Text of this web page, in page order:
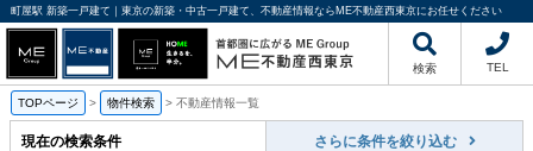
町屋駅 新築一戸建て｜東京の新築・中古一戸建て、不動産情報ならME不動産西東京にお任せください
検索 TEL
TOPページ > 物件検索 > 不動産情報一覧
現在の検索条件 さらに条件を絞り込む